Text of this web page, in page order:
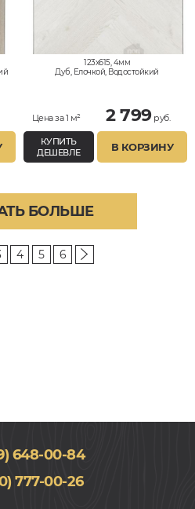
123x615, 4мм
Дуб, Елочкой, Водостойкий
Цена за 1 м² 2 799руб.
КУПИТЬ
ДЕШЕВЛЕ
В КОРЗИНУ
БОЛЬШЕ
4 5 6
648-00-84
777-00-26